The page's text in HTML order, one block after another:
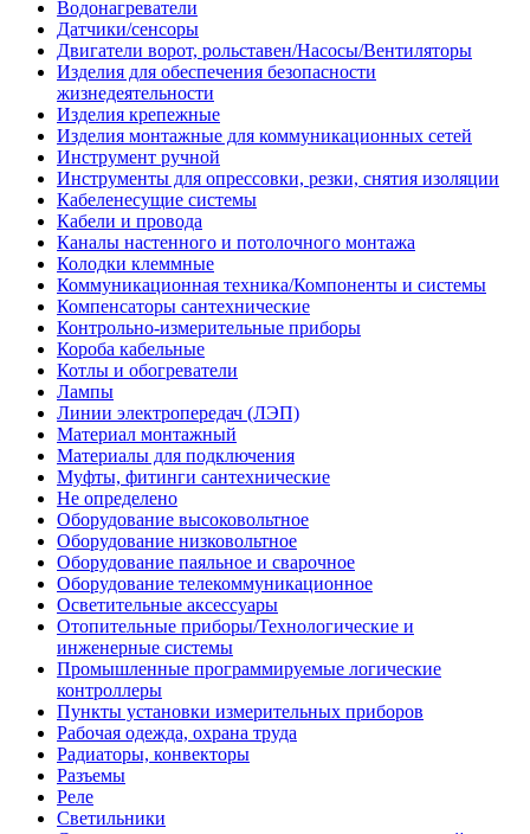
Водонагреватели
Датчики/сенсоры
Двигатели ворот, рольставен/Насосы/Вентиляторы
Изделия для обеспечения безопасности
жизнедеятельности
Изделия крепежные
Изделия монтажные для коммуникационных сетей
Инструмент ручной
Инструменты для опрессовки, резки, снятия изоляции
Кабеленесущие системы
Кабели и провода
Каналы настенного и потолочного монтажа
Колодки клеммные
Коммуникационная техника/Компоненты и системы
Компенсаторы сантехнические
Контрольно-измерительные приборы
Короба кабельные
Котлы и обогреватели
Лампы
Линии электропередач (ЛЭП)
Материал монтажный
Материалы для подключения
Муфты, фитинги сантехнические
Не определено
Оборудование высоковольтное
Оборудование низковольтное
Оборудование паяльное и сварочное
Оборудование телекоммуникационное
Осветительные аксессуары
Отопительные приборы/Технологические и
инженерные системы
Промышленные программируемые логические
контроллеры
Пункты установки измерительных приборов
Рабочая одежда, охрана труда
Радиаторы, конвекторы
Разъемы
Реле
Светильники